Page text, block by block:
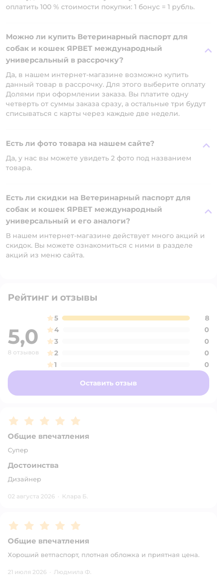
оплатить 100 % стоимости покупки: 1 бонус = 1 рубль.
Можно ли купить Ветеринарный паспорт для
собак и кошек ЯРВЕТ международный
универсальный в рассрочку?
Да, в нашем интернет-магазине возможно купить
данный товар в рассрочку. Для этого выберите оплату
Долями при оформлении заказа. Вы платите одну
четверть от суммы заказа сразу, а остальные три будут
списываться с карты через каждые две недели.
Есть ли фото товара на нашем сайте?
Да, у нас вы можете увидеть 2 фото под названием
товара.
Есть ли скидки на Ветеринарный паспорт для
собак и кошек ЯРВЕТ международный
универсальный и его аналоги?
В нашем интернет-магазине действует много акций и
скидок. Вы можете ознакомиться с ними в разделе
акций из меню сайта.
Рейтинг и отзывы
5,0
8 отзывов
5
8
4
0
3
0
2
0
1
0
Оставить отзыв
Рейтинг:5
Общие впечатления
Супер
Достоинства
Дизайнер
02 августа 2026 · Клара Б.
Рейтинг:5
Общие впечатления
Хороший ветпаспорт, плотная обложка и приятная цена.
21 июля 2026 · Людмила Ф.